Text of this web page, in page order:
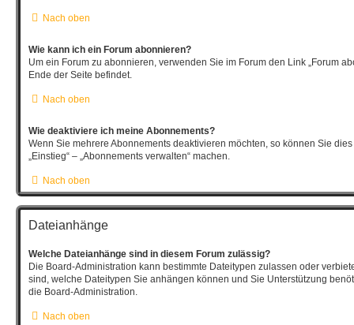
Nach oben
Wie kann ich ein Forum abonnieren?
Um ein Forum zu abonnieren, verwenden Sie im Forum den Link „Forum
Ende der Seite befindet.
Nach oben
Wie deaktiviere ich meine Abonnements?
Wenn Sie mehrere Abonnements deaktivieren möchten, so können Sie
„Einstieg“ – „Abonnements verwalten“ machen.
Nach oben
Dateianhänge
Welche Dateianhänge sind in diesem Forum zulässig?
Die Board-Administration kann bestimmte Dateitypen zulassen oder
sind, welche Dateitypen Sie anhängen können und Sie Unterstützung
die Board-Administration.
Nach oben